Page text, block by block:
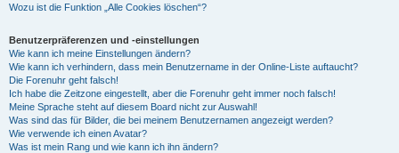
Wozu ist die Funktion „Alle Cookies löschen“?
Benutzerpräferenzen und -einstellungen
Wie kann ich meine Einstellungen ändern?
Wie kann ich verhindern, dass mein Benutzername in der Online-Liste auftaucht?
Die Forenuhr geht falsch!
Ich habe die Zeitzone eingestellt, aber die Forenuhr geht immer noch falsch!
Meine Sprache steht auf diesem Board nicht zur Auswahl!
Was sind das für Bilder, die bei meinem Benutzernamen angezeigt werden?
Wie verwende ich einen Avatar?
Was ist mein Rang und wie kann ich ihn ändern?